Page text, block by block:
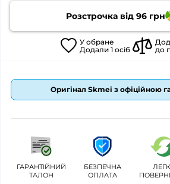
Розстрочка від 96грн
У обране
Додали 1 осіб
до
Оригінал Skmei з офіційною
ГАРАНТІЙНИЙ
ТАЛОН
БЕЗПЕЧНА
ОПЛАТА